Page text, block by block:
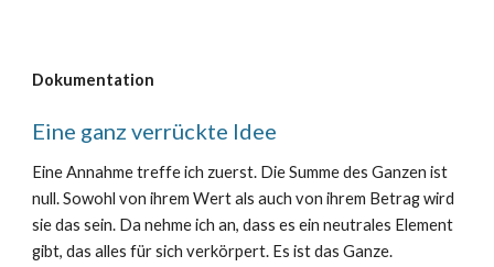
Dokumentation
Eine ganz verrückte Idee
Eine Annahme treffe ich zuerst. Die Summe des Ganzen ist
null. Sowohl von ihrem Wert als auch von ihrem Betrag wird
sie das sein. Da nehme ich an, dass es ein neutrales Element
gibt, das alles für sich verkörpert. Es ist das Ganze.